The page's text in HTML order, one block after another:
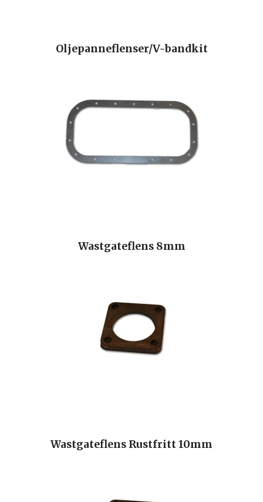
Oljepanneflenser/V-bandkit
Wastgateflens 8mm
Wastgateflens Rustfritt 10mm